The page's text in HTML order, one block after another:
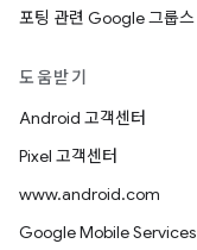
포팅 관련 Google 그룹스
도움받기
Android 고객센터
Pixel 고객센터
www.android.com
Google Mobile Services